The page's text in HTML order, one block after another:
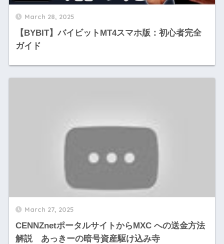
March 28, 2025
【BYBIT】バイビットMT4スマホ版：初心者完全
ガイド
March 27, 2025
CENNZnetポータルサイトからMXC への送金方法
解説 あっきーの暗号資産駆け込み寺